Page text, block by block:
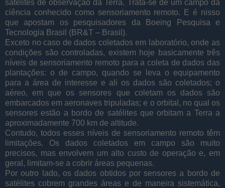
satélites de observação da Terra. Trata-se de um campo da
ciência conhecido como sensoriamento remoto. E é nisso
que apostam os pesquisadores da Boeing Pesquisa e
Tecnologia Brasil (BR&T – Brasil).
Exceto no caso de dados coletados em laboratório, onde as
condições são controladas, existem hoje basicamente três
níveis de sensoriamento remoto para a coleta de dados das
plantações: o de campo, quando se leva o equipamento
para a área de interesse e ali os dados são coletados; o
aéreo, em que os sensores que coletam os dados são
embarcados em aeronaves tripuladas; e o orbital, no qual os
sensores estão a bordo de satélites que orbitam a Terra a
aproximadamente 700 km de altitude.
Contudo, todos esses níveis de sensoriamento remoto têm
limitações. Os dados coletados em campo são muito
precisos, mas envolvem um alto custo de operação e, em
geral, limitam-se a cobrir áreas pequenas.
Por outro lado, os dados obtidos por sensores a bordo de
satélites cobrem grandes áreas e de maneira sistemática,